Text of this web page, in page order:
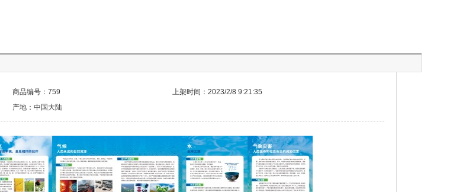
商品编号：759
上架时间：2023/2/8 9:21:35
产地：中国大陆